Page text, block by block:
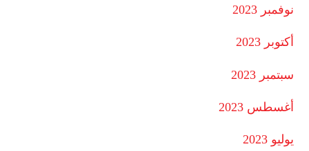
نوفمبر 2023
أكتوبر 2023
سبتمبر 2023
أغسطس 2023
يوليو 2023